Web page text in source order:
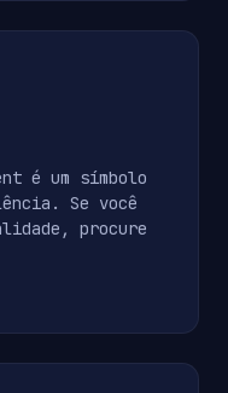
é um símbolo
Se você
procure